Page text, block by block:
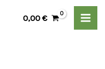
0,00€